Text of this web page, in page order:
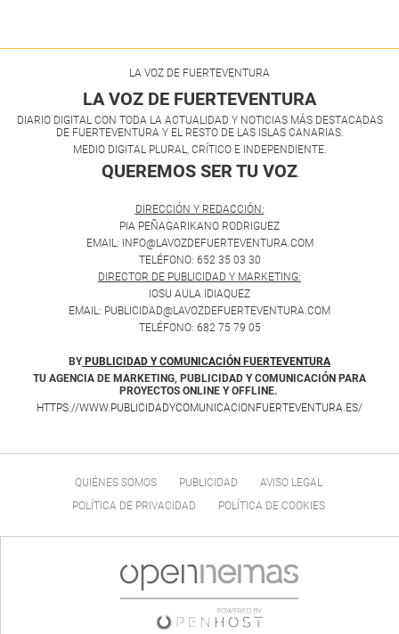
LA VOZ DE FUERTEVENTURA
LA VOZ DE FUERTEVENTURA
DIARIO DIGITAL CON TODA LA ACTUALIDAD Y NOTICIAS MÁS DESTACADAS
DE FUERTEVENTURA Y EL RESTO DE LAS ISLAS CANARIAS.
MEDIO DIGITAL PLURAL, CRÍTICO E INDEPENDIENTE.
QUEREMOS SER TU VOZ
DIRECCIÓN Y REDACCIÓN:
PIA PEÑAGARIKANO RODRIGUEZ
EMAIL: INFO@LAVOZDEFUERTEVENTURA.COM
TELÉFONO: 652 35 03 30
DIRECTOR DE PUBLICIDAD Y MARKETING:
IOSU AULA IDIAQUEZ
EMAIL: PUBLICIDAD@LAVOZDEFUERTEVENTURA.COM
TELÉFONO: 682 75 79 05
BY PUBLICIDAD Y COMUNICACIÓN FUERTEVENTURA
TU AGENCIA DE MARKETING, PUBLICIDAD Y COMUNICACIÓN PARA
PROYECTOS ONLINE Y OFFLINE.
HTTPS://WWW.PUBLICIDADYCOMUNICACIONFUERTEVENTURA.ES/
QUIÉNES SOMOS PUBLICIDAD
AVISO LEGAL
POLÍTICA DE PRIVACIDAD
POLÍTICA DE COOKIES